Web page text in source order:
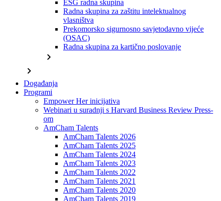
ESG radna skupina
Radna skupina za zaštitu intelektualnog
vlasništva
Prekomorsko sigurnosno savjetodavno vijeće
(OSAC)
Radna skupina za kartično poslovanje
chevron_right
chevron_right
Događanja
Programi
Empower Her inicijativa
Webinari u suradnji s Harvard Business Review Press-
om
AmCham Talents
AmCham Talents 2026
AmCham Talents 2025
AmCham Talents 2024
AmCham Talents 2023
AmCham Talents 2022
AmCham Talents 2021
AmCham Talents 2020
AmCham Talents 2019